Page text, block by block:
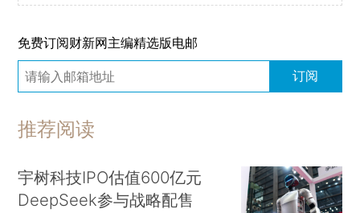
免费订阅财新网主编精选版电邮
订阅
推荐阅读
宇树科技IPO估值600亿元
DeepSeek参与战略配售